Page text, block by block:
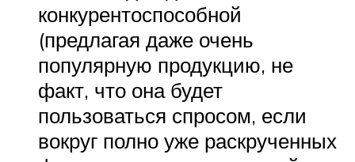
конкурентоспособной
(предлагая даже очень
популярную продукцию, не
факт, что она будет
пользоваться спросом, если
вокруг полно уже раскрученных